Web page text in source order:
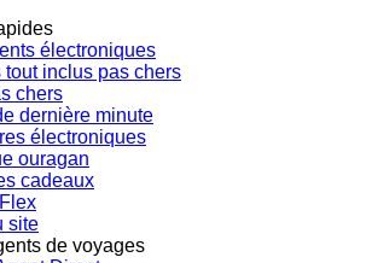
électroniques
tout inclus pas chers
chers
dernière minute
électroniques
ouragan
cadeaux
site
de voyages